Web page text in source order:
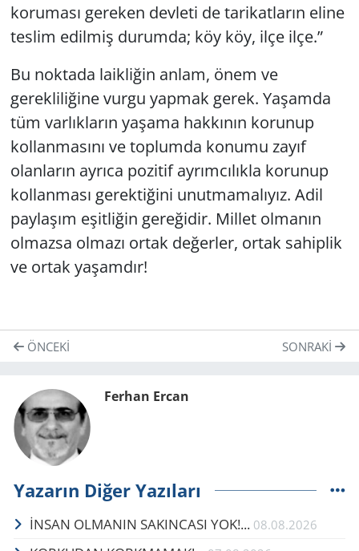
koruması gereken devleti de tarikatların eline
teslim edilmiş durumda; köy köy, ilçe ilçe.”
Bu noktada laikliğin anlam, önem ve
gerekliliğine vurgu yapmak gerek. Yaşamda
tüm varlıkların yaşama hakkının korunup
kollanmasını ve toplumda konumu zayıf
olanların ayrıca pozitif ayrımcılıkla korunup
kollanması gerektiğini unutmamalıyız. Adil
paylaşım eşitliğin gereğidir. Millet olmanın
olmazsa olmazı ortak değerler, ortak sahiplik
ve ortak yaşamdır!
ÖNCEKI SONRAKI
Ferhan Ercan
Yazarın Diğer Yazıları
İNSAN OLMANIN SAKINCASI YOK!... 08.08.2026